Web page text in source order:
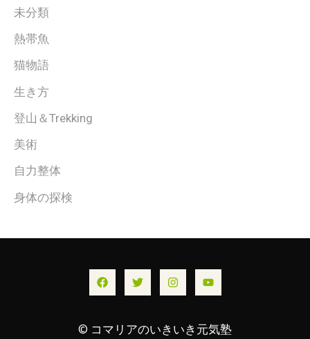
未分類
熱帯魚
猫物語
生き方
登山＆Trekking
美術
自力整体
身体の探検
© コマリアのいきいき元気塾